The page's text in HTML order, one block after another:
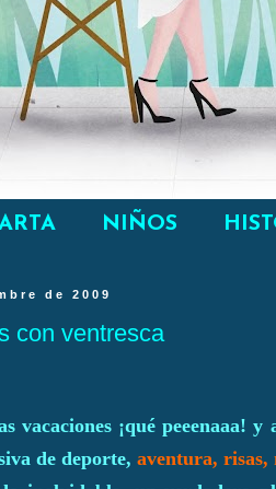
NIÑOS
de 2009
con ventresca
vacaciones ¡qué peeenaaa!
de deporte,aventura, risas,